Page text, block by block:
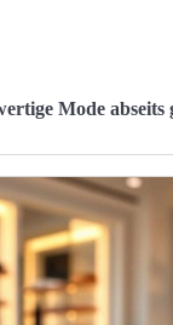
Mode abseits